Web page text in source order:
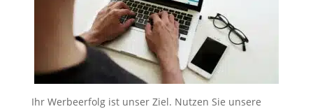
Ihr Werbeerfolg ist unser Ziel. Nutzen Sie unsere